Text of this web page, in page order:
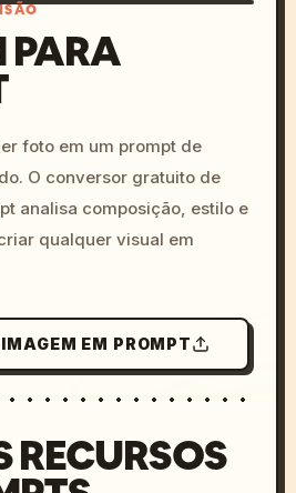
colors, 8k --v 6.0
PARA
foto em um prompt de
O conversor gratuito de
analisa composição, estilo e
qualquer visual em
EM PROMPT
RECURSOS